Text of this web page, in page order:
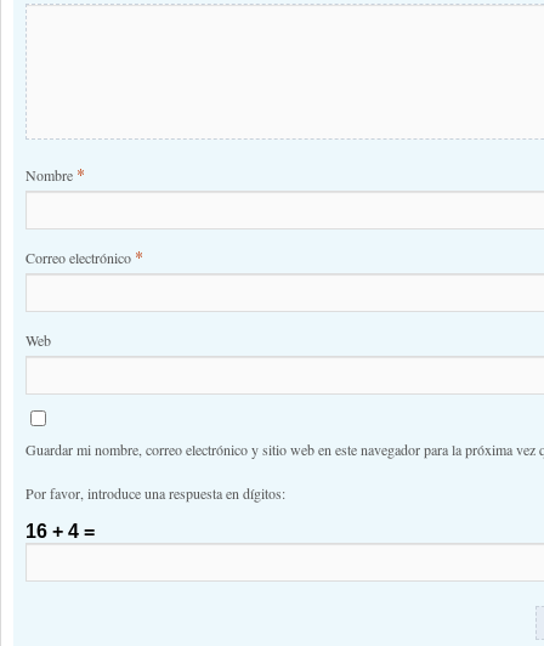
Nombre *
Correo electrónico *
Web
Guardar mi nombre, correo electrónico y sitio web en este navegador para la próxima vez
Por favor, introduce una respuesta en dígitos:
16 + 4 =